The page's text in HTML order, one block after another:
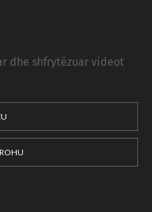
dhe shfrytëzuar videot